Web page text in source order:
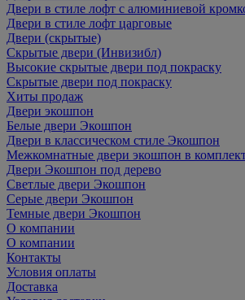
Двери в стиле лофт с алюминиевой
Двери в стиле лофт царговые
Двери (скрытые)
Скрытые двери (Инвизибл)
Высокие скрытые двери под покраску
Скрытые двери под покраску
Хиты продаж
Двери экошпон
Белые двери Экошпон
Двери в классическом стиле Экошпон
Межкомнатные двери экошпон в
Двери Экошпон под дерево
Светлые двери Экошпон
Серые двери Экошпон
Темные двери Экошпон
О компании
О компании
Контакты
Условия оплаты
Доставка